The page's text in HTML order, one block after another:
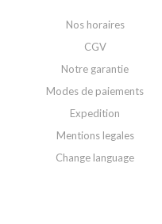
Nos horaires
CGV
Notre garantie
Modes de paiements
Expedition
Mentions legales
Change language